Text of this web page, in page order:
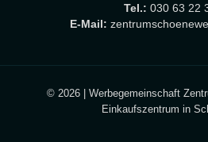
Tel.: 030 63 22
E-Mail:
© 2026 | Werbegemeinschaft
Einkaufszentrum in